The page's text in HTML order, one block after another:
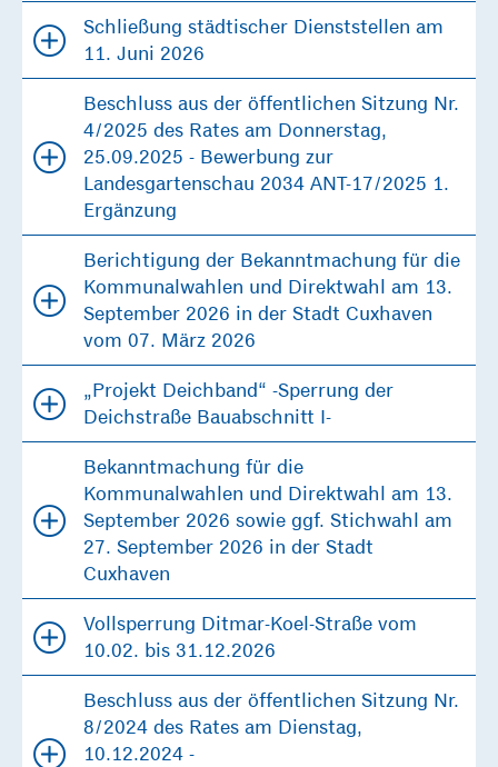
Schließung städtischer Dienststellen am
11. Juni 2026
Beschluss aus der öffentlichen Sitzung Nr.
4/2025 des Rates am Donnerstag,
25.09.2025 - Bewerbung zur
Landesgartenschau 2034 ANT-17/2025 1.
Ergänzung
Berichtigung der Bekanntmachung für die
Kommunalwahlen und Direktwahl am 13.
September 2026 in der Stadt Cuxhaven
vom 07. März 2026
„Projekt Deichband“ -Sperrung der
Deichstraße Bauabschnitt I-
Bekanntmachung für die
Kommunalwahlen und Direktwahl am 13.
September 2026 sowie ggf. Stichwahl am
27. September 2026 in der Stadt
Cuxhaven
Vollsperrung Ditmar-Koel-Straße vom
10.02. bis 31.12.2026
Beschluss aus der öffentlichen Sitzung Nr.
8/2024 des Rates am Dienstag,
10.12.2024 -